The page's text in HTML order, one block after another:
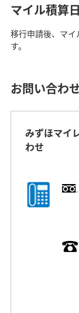
マイル積算日
移行申請後、マ
す。
お問い合わ
みずほマイ
わせ